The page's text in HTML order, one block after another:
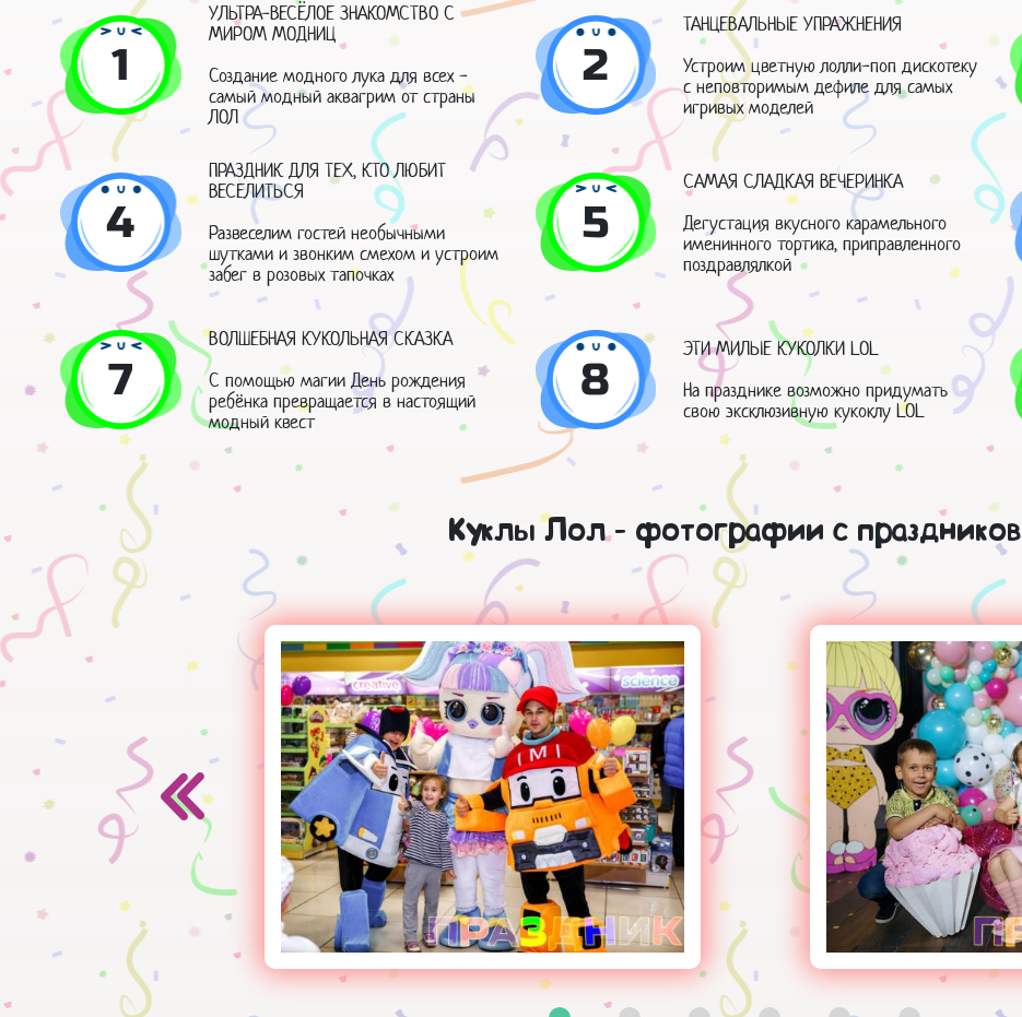
1
УЛЬТРА-ВЕСЁЛОЕ ЗНАКОМСТВО С
МИРОМ МОДНИЦ
Создание модного лука для всех -
самый модный аквагрим от страны
ЛОЛ
2
ТАНЦЕВАЛЬНЫЕ УПРАЖНЕНИЯ
Устроим цветную лолли-поп дискотеку
с неповторимым дефиле для самых
игривых моделей
4
ПРАЗДНИК ДЛЯ ТЕХ, КТО ЛЮБИТ
ВЕСЕЛИТЬСЯ
Развеселим гостей необычными
шутками и звонким смехом и устроим
забег в розовых тапочках
5
САМАЯ СЛАДКАЯ ВЕЧЕРИНКА
Дегустация вкусного карамельного
именинного тортика, приправленного
поздравлялкой
7
ВОЛШЕБНАЯ КУКОЛЬНАЯ СКАЗКА
С помощью магии День рождения
ребёнка превращается в настоящий
модный квест
8
ЭТИ МИЛЫЕ КУКОЛКИ LOL
На празднике возможно придумать
свою эксклюзивную кукоклу LOL
Куклы Лол - фотографии с праздников